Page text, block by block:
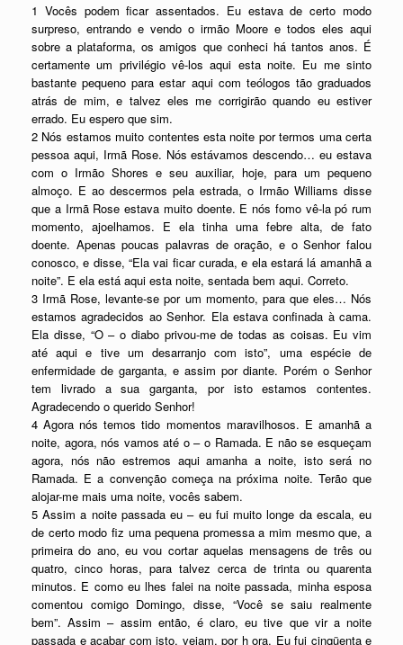
1 Vocês podem ficar assentados. Eu estava de certo modo
surpreso, entrando e vendo o irmão Moore e todos eles aqui
sobre a plataforma, os amigos que conheci há tantos anos. É
certamente um privilégio vê-los aqui esta noite. Eu me sinto
bastante pequeno para estar aqui com teólogos tão graduados
atrás de mim, e talvez eles me corrigirão quando eu estiver
errado. Eu espero que sim.
2 Nós estamos muito contentes esta noite por termos uma certa
pessoa aqui, Irmã Rose. Nós estávamos descendo… eu estava
com o Irmão Shores e seu auxiliar, hoje, para um pequeno
almoço. E ao descermos pela estrada, o Irmão Williams disse
que a Irmã Rose estava muito doente. E nós fomo vê-la pó rum
momento, ajoelhamos. E ela tinha uma febre alta, de fato
doente. Apenas poucas palavras de oração, e o Senhor falou
conosco, e disse, “Ela vai ficar curada, e ela estará lá amanhã a
noite”. E ela está aqui esta noite, sentada bem aqui. Correto.
3 Irmã Rose, levante-se por um momento, para que eles… Nós
estamos agradecidos ao Senhor. Ela estava confinada à cama.
Ela disse, “O – o diabo privou-me de todas as coisas. Eu vim
até aqui e tive um desarranjo com isto”, uma espécie de
enfermidade de garganta, e assim por diante. Porém o Senhor
tem livrado a sua garganta, por isto estamos contentes.
Agradecendo o querido Senhor!
4 Agora nós temos tido momentos maravilhosos. E amanhã a
noite, agora, nós vamos até o – o Ramada. E não se esqueçam
agora, nós não estremos aqui amanha a noite, isto será no
Ramada. E a convenção começa na próxima noite. Terão que
alojar-me mais uma noite, vocês sabem.
5 Assim a noite passada eu – eu fui muito longe da escala, eu
de certo modo fiz uma pequena promessa a mim mesmo que, a
primeira do ano, eu vou cortar aquelas mensagens de três ou
quatro, cinco horas, para talvez cerca de trinta ou quarenta
minutos. E como eu lhes falei na noite passada, minha esposa
comentou comigo Domingo, disse, “Você se saiu realmente
bem”. Assim – assim então, é claro, eu tive que vir a noite
passada e acabar com isto, vejam, por h ora. Eu fui cinqüenta e